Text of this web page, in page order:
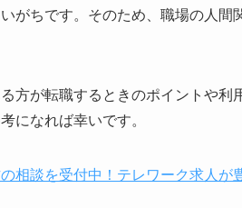
がちです。そのため、職場の人
方が転職するときのポイントや利
になれば幸いです。
相談を受付中！テレワーク求人